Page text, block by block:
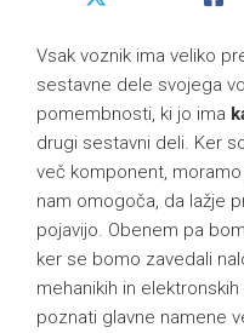
Vsak voznik ima veliko
sestavne dele svojega
pomembnosti, ki jo ima
drugi sestavni deli. Ker
več komponent,
nam omogoča, da lažje
pojavijo. Obenem pa
ker se bomo zavedali
mehanikih in
poznati glavne namene